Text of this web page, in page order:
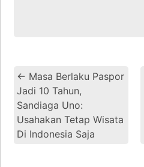
← Masa Berlaku Paspor
Jadi 10 Tahun,
Sandiaga Uno:
Usahakan Tetap Wisata
Di Indonesia Saja